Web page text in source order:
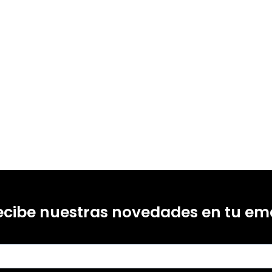
nuestras novedades en tu